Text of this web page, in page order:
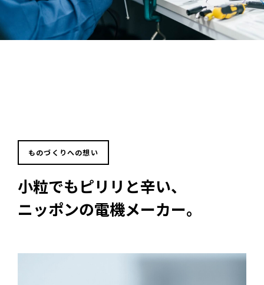
ものづくりへの想い
小粒でもピリリと辛い、
ニッポンの電機メーカー。